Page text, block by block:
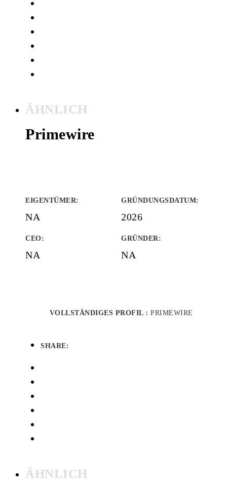
ÄHNLICH
Primewire
EIGENTÜMER:
NA
GRÜNDUNGSDATUM:
2026
CEO:
NA
GRÜNDER:
NA
VOLLSTÄNDIGES PROFIL : PRIMEWIRE
SHARE:
ÄHNLICH